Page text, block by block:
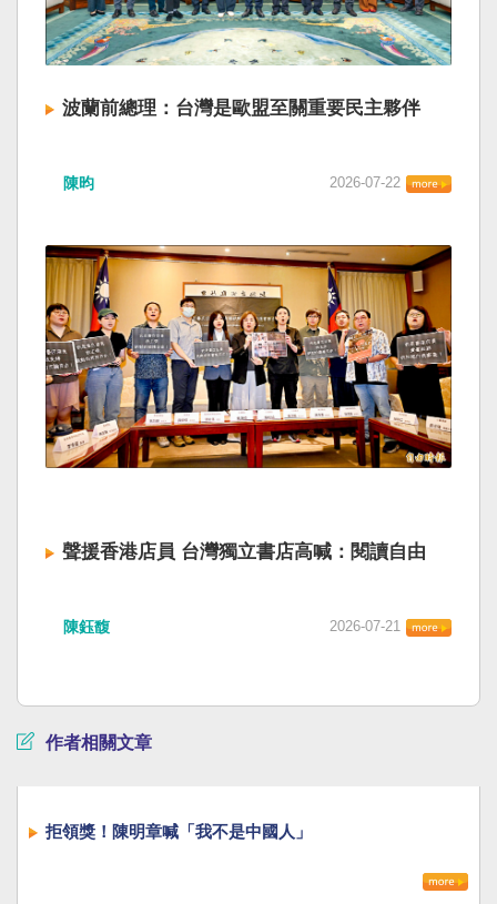
波蘭前總理：台灣是歐盟至關重要民主夥伴
陳昀 2026-07-22
聲援香港店員 台灣獨立書店高喊：閱讀自由
陳鈺馥 2026-07-21
作者相關文章
拒領獎！陳明章喊「我不是中國人」